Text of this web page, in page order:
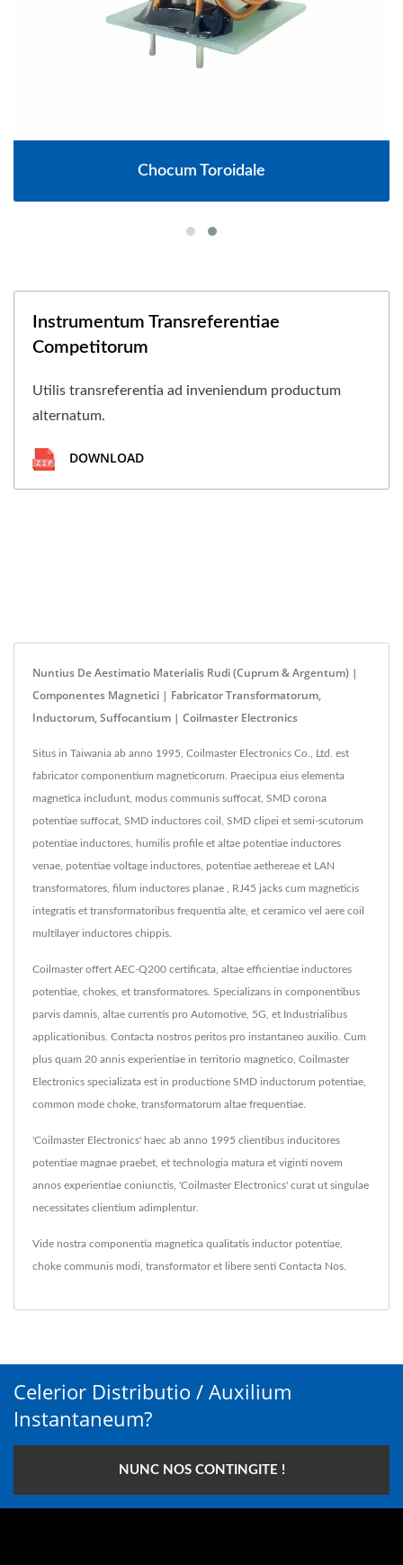
Chocum Toroidale
Instrumentum Transreferentiae
Competitorum
Utilis transreferentia ad inveniendum productum
alternatum.
DOWNLOAD
Nuntius De Aestimatio Materialis Rudi (Cuprum & Argentum) |
Componentes Magnetici | Fabricator Transformatorum,
Inductorum, Suffocantium | Coilmaster Electronics
Situs in Taiwania ab anno 1995, Coilmaster Electronics Co., Ltd. est
fabricator componentium magneticorum. Praecipua eius elementa
magnetica includunt, modus communis suffocat, SMD corona
potentiae suffocat, SMD inductores coil, SMD clipei et semi-scutorum
potentiae inductores, humilis profile et altae potentiae inductores
venae, potentiae voltage inductores, potentiae aethereae et LAN
transformatores, filum inductores planae , RJ45 jacks cum magneticis
integratis et transformatoribus frequentia alte, et ceramico vel aere coil
multilayer inductores chippis.
Coilmaster offert AEC-Q200 certificata, altae efficientiae inductores
potentiae, chokes, et transformatores. Specializans in componentibus
parvis damnis, altae currentis pro Automotive, 5G, et Industrialibus
applicationibus. Contacta nostros peritos pro instantaneo auxilio. Cum
plus quam 20 annis experientiae in territorio magnetico, Coilmaster
Electronics specializata est in productione SMD inductorum potentiae,
common mode choke, transformatorum altae frequentiae.
'Coilmaster Electronics' haec ab anno 1995 clientibus inducitores
potentiae magnae praebet, et technologia matura et viginti novem
annos experientiae coniunctis, 'Coilmaster Electronics' curat ut singulae
necessitates clientium adimplentur.
Vide nostra componentia magnetica qualitatis inductor potentiae
choke communis modi transformatoret libere senti Contacta Nos
Celerior Distributio / Auxilium
Instantaneum?
NUNC NOS CONTINGITE !